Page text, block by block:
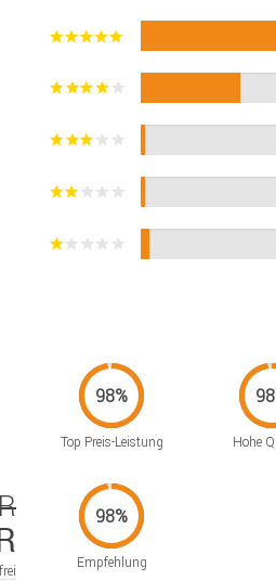
Top Preis-Leistung Hohe
Empfehlung